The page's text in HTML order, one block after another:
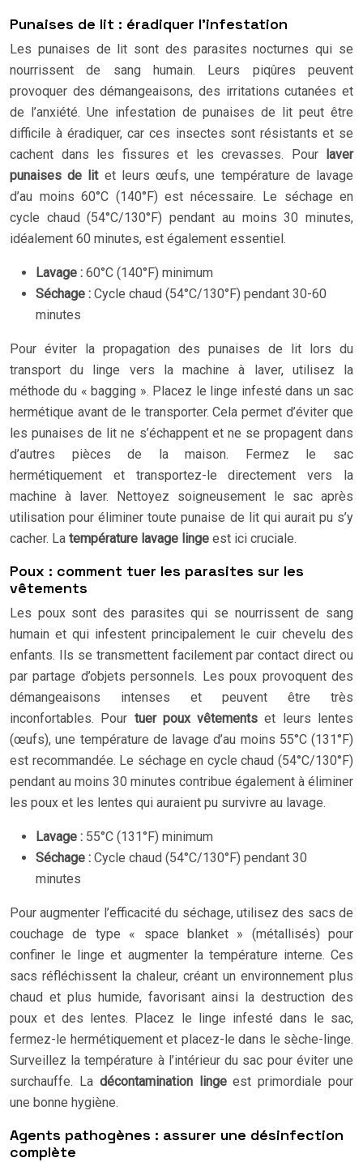
Punaises de lit : éradiquer l’infestation
Les punaises de lit sont des parasites nocturnes qui se
nourrissent de sang humain. Leurs piqûres peuvent
provoquer des démangeaisons, des irritations cutanées et
de l’anxiété. Une infestation de punaises de lit peut être
difficile à éradiquer, car ces insectes sont résistants et se
cachent dans les fissures et les crevasses. Pour laver
punaises de lit et leurs œufs, une température de lavage
d’au moins 60°C (140°F) est nécessaire. Le séchage en
cycle chaud (54°C/130°F) pendant au moins 30 minutes,
idéalement 60 minutes, est également essentiel.
Lavage : 60°C (140°F) minimum
Séchage : Cycle chaud (54°C/130°F) pendant 30-60
minutes
Pour éviter la propagation des punaises de lit lors du
transport du linge vers la machine à laver, utilisez la
méthode du « bagging ». Placez le linge infesté dans un sac
hermétique avant de le transporter. Cela permet d’éviter que
les punaises de lit ne s’échappent et ne se propagent dans
d’autres pièces de la maison. Fermez le sac
hermétiquement et transportez-le directement vers la
machine à laver. Nettoyez soigneusement le sac après
utilisation pour éliminer toute punaise de lit qui aurait pu s’y
cacher. La température lavage linge est ici cruciale.
Poux : comment tuer les parasites sur les
vêtements
Les poux sont des parasites qui se nourrissent de sang
humain et qui infestent principalement le cuir chevelu des
enfants. Ils se transmettent facilement par contact direct ou
par partage d’objets personnels. Les poux provoquent des
démangeaisons intenses et peuvent être très
inconfortables. Pour tuer poux vêtementset leurs lentes
(œufs), une température de lavage d’au moins 55°C (131°F)
est recommandée. Le séchage en cycle chaud (54°C/130°F)
pendant au moins 30 minutes contribue également à éliminer
les poux et les lentes qui auraient pu survivre au lavage.
Lavage : 55°C (131°F) minimum
Séchage : Cycle chaud (54°C/130°F) pendant 30
minutes
Pour augmenter l’efficacité du séchage, utilisez des sacs de
couchage de type « space blanket » (métallisés) pour
confiner le linge et augmenter la température interne. Ces
sacs réfléchissent la chaleur, créant un environnement plus
chaud et plus humide, favorisant ainsi la destruction des
poux et des lentes. Placez le linge infesté dans le sac,
fermez-le hermétiquement et placez-le dans le sèche-linge.
Surveillez la température à l’intérieur du sac pour éviter une
surchauffe. La décontamination lingeest primordiale pour
une bonne hygiène.
Agents pathogènes : assurer une désinfection
complète